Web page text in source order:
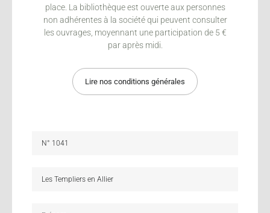
place. La bibliothèque est ouverte aux personnes
non adhérentes à la société qui peuvent consulter
les ouvrages, moyennant une participation de 5 €
par après midi.
Lire nos conditions générales